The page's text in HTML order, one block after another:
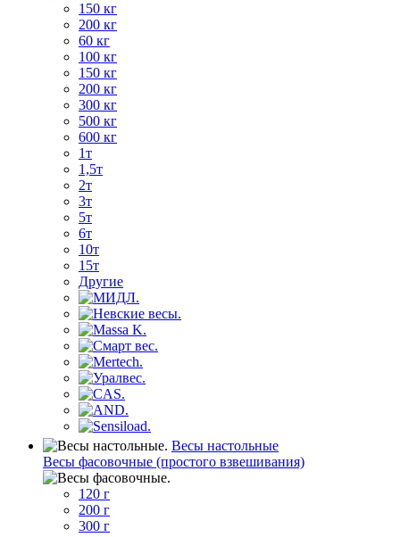
150 кг
200 кг
60 кг
100 кг
150 кг
200 кг
300 кг
500 кг
600 кг
1т
1,5т
2т
3т
5т
6т
10т
15т
Другие
Весы настольные
Весы фасовочные (простого взвешивания)
120 г
200 г
300 г